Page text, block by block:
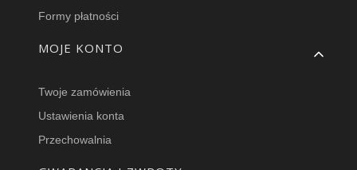
Formy płatności
MOJE KONTO
Twoje zamówienia
Ustawienia konta
Przechowalnia